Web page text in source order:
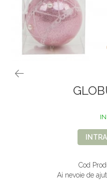
FIXATIVE
MATURI SI FARASE
PERII SI RACLETE
MUSAMA, LINOLEUM
UNICA FOLOSINTA
Cod
Ai nevoie de